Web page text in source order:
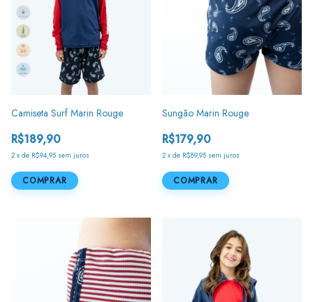
Camiseta Surf Marin Rouge
R$189,90
2 x de R$94,95 sem juros
COMPRAR
Sungão Marin Rouge
R$179,90
2 x de R$89,95 sem juros
COMPRAR